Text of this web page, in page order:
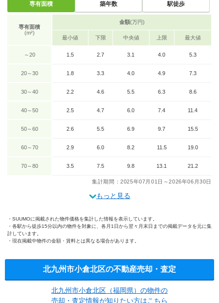
専有面積 築年数 駅徒歩
専有面積
(m²)
金額(万円)
最小値 下限 中央値 上限 最大値
～20 1.5 2.7 3.1 4.0 5.3
20～30 1.8 3.3 4.0 4.9 7.3
30～40 2.2 4.6 5.5 6.3 8.6
40～50 2.5 4.7 6.0 7.4 11.4
50～60 2.6 5.5 6.9 9.7 15.5
60～70 2.9 6.0 8.2 11.5 19.0
70～80 3.5 7.5 9.8 13.1 21.2
集計期間：2025年07月01日～2026年06月30日
もっと見る
SUUMOに掲載された物件価格を集計した情報を表示しています。
各駅から徒歩15分以内の物件を対象に、各月1日から翌々月末日までの掲載データを元に集
計しています。
現在掲載中物件の金額・賃料とは異なる場合があります。
北九州市小倉北区の不動産売却・査定
北九州市小倉北区（福岡県）の物件の
売却・査定情報が知りたい方はこちら